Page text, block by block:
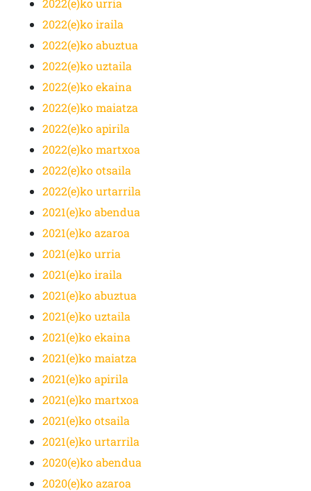
2022(e)ko iraila
2022(e)ko abuztua
2022(e)ko uztaila
2022(e)ko ekaina
2022(e)ko maiatza
2022(e)ko apirila
2022(e)ko martxoa
2022(e)ko otsaila
2022(e)ko urtarrila
2021(e)ko abendua
2021(e)ko azaroa
2021(e)ko urria
2021(e)ko iraila
2021(e)ko abuztua
2021(e)ko uztaila
2021(e)ko ekaina
2021(e)ko maiatza
2021(e)ko apirila
2021(e)ko martxoa
2021(e)ko otsaila
2021(e)ko urtarrila
2020(e)ko abendua
2020(e)ko azaroa